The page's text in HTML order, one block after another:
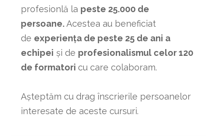
profesionlă la peste 25.000 de
persoane.Acestea au beneficiat
de experiența de peste 25 de ani a
echipei și de profesionalismul celor 120
de formatori cu care colaboram.
Așteptăm cu drag înscrierile persoanelor
interesate de aceste cursuri.